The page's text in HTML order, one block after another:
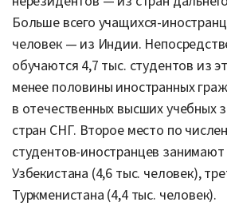
Больше всего учащихся-
человек — из Индии.
обучаются 4,7 тыс. студентов из
менее половины иностранных
в отечественных высших учебных
стран СНГ. Второе место по
студентов-иностранцев
Узбекистана (4,6 тыс. человек),
Туркменистана (4,4 тыс. человек).